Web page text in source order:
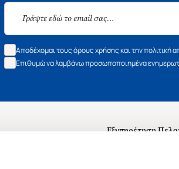
Αποδέχομαι τους όρους χρήσης και την πολιτική
Επιθυμώ να λαμβάνω προσωποποιημένα
Εξυπηρέτηση